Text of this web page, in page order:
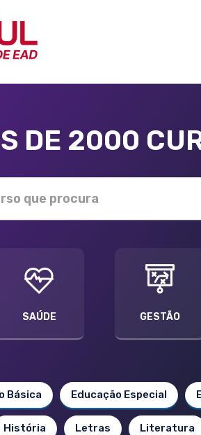
DE 2000
SAÚDE GESTÃO
Básica Educação Especial
História Letras Literatura